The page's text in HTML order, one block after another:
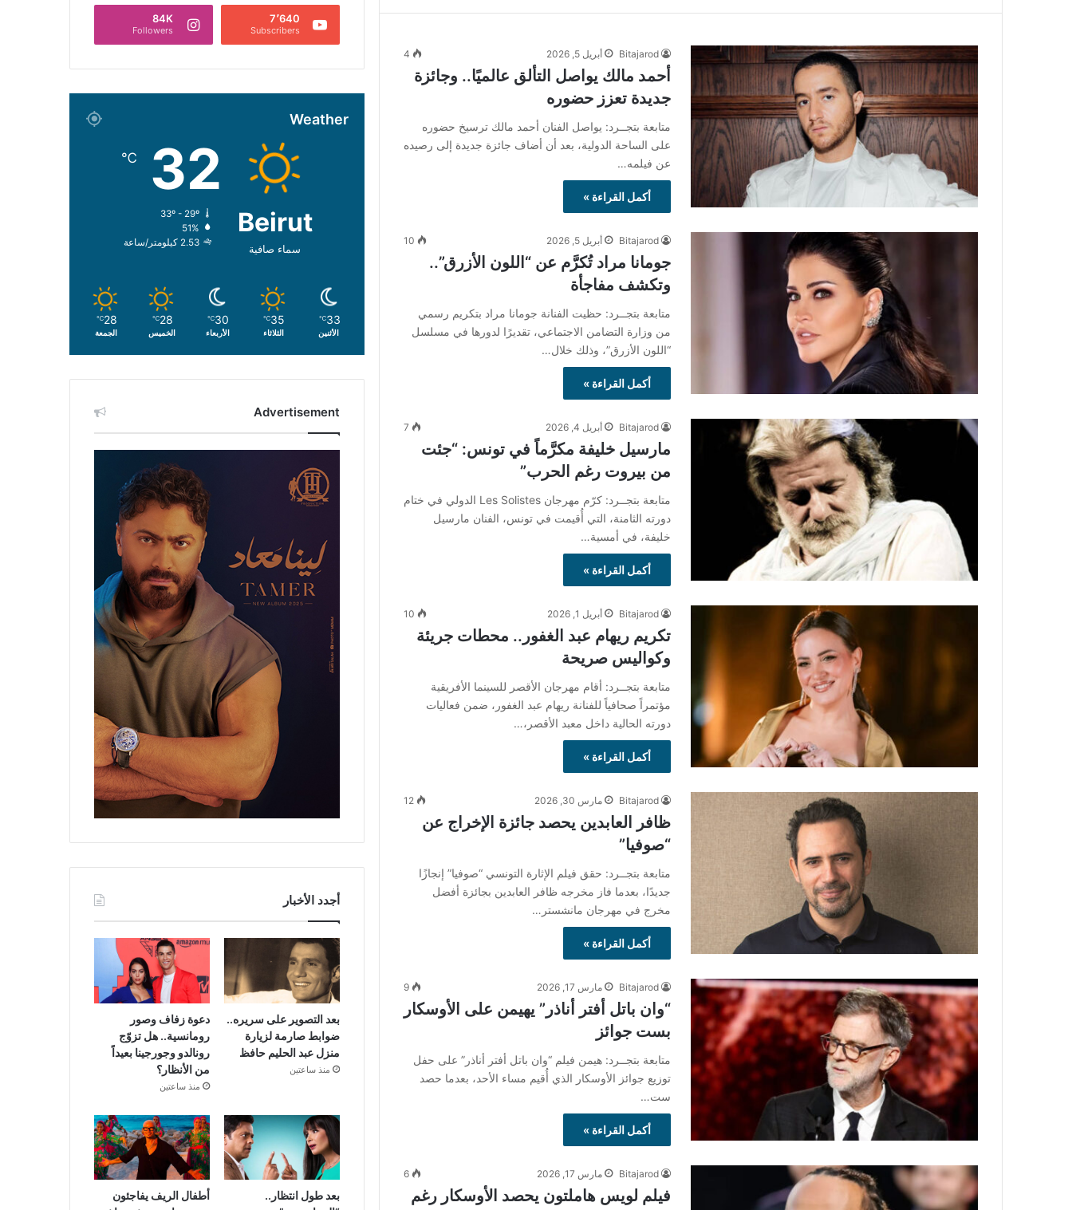
Bitajarod أبريل 5, 2026 4
أحمد مالك يواصل التألق عالميًا.. وجائزة
جديدة تعزز حضوره
متابعة بتجــرد: يواصل الفنان أحمد مالك ترسيخ حضوره
على الساحة الدولية، بعد أن أضاف جائزة جديدة إلى رصيده
عن فيلمه…
أكمل القراءة »
Bitajarod أبريل 5, 2026 10
جومانا مراد تُكرَّم عن “اللون الأزرق”..
وتكشف مفاجأة
متابعة بتجــرد: حظيت الفنانة جومانا مراد بتكريم رسمي
من وزارة التضامن الاجتماعي، تقديرًا لدورها في مسلسل
“اللون الأزرق”، وذلك خلال…
أكمل القراءة »
Bitajarod أبريل 4, 2026 7
مارسيل خليفة مكرَّماً في تونس: “جئت
من بيروت رغم الحرب”
متابعة بتجــرد: كرّم مهرجان Les Solistes الدولي في ختام
دورته الثامنة، التي أُقيمت في تونس، الفنان مارسيل
خليفة، في أمسية…
أكمل القراءة »
Bitajarod أبريل 1, 2026 10
تكريم ريهام عبد الغفور.. محطات جريئة
وكواليس صريحة
متابعة بتجــرد: أقام مهرجان الأقصر للسينما الأفريقية
مؤتمراً صحافياً للفنانة ريهام عبد الغفور، ضمن فعاليات
دورته الحالية داخل معبد الأقصر،…
أكمل القراءة »
Bitajarod مارس 30, 2026 12
ظافر العابدين يحصد جائزة الإخراج عن
“صوفيا”
متابعة بتجــرد: حقق فيلم الإثارة التونسي “صوفيا” إنجازًا
جديدًا، بعدما فاز مخرجه ظافر العابدين بجائزة أفضل
مخرج في مهرجان مانشستر…
أكمل القراءة »
Bitajarod مارس 17, 2026 9
“وان باتل أفتر أناذر” يهيمن على الأوسكار
بست جوائز
متابعة بتجــرد: هيمن فيلم “وان باتل أفتر أناذر” على حفل
توزيع جوائز الأوسكار الذي أُقيم مساء الأحد، بعدما حصد
ست…
أكمل القراءة »
Bitajarod مارس 17, 2026 6
فيلم لويس هاملتون يحصد الأوسكار رغم
7٬640
Subscribers
84K
Followers
Weather
Beirut
سماء صافية
32
℃
33º - 29º
51%
2.53 كيلومتر/ساعة
33
℃
الأثنين
35
℃
الثلاثاء
30
℃
الأربعاء
28
℃
الخميس
28
℃
الجمعة
Advertisement
أجدد الأخبار
بعد التصوير على سريره..
ضوابط صارمة لزيارة
منزل عبد الحليم حافظ
منذ ساعتين
دعوة زفاف وصور
رومانسية.. هل تزوّج
رونالدو وجورجينا بعيداً
من الأنظار؟
منذ ساعتين
بعد طول انتظار..
أطفال الريف يفاجئون